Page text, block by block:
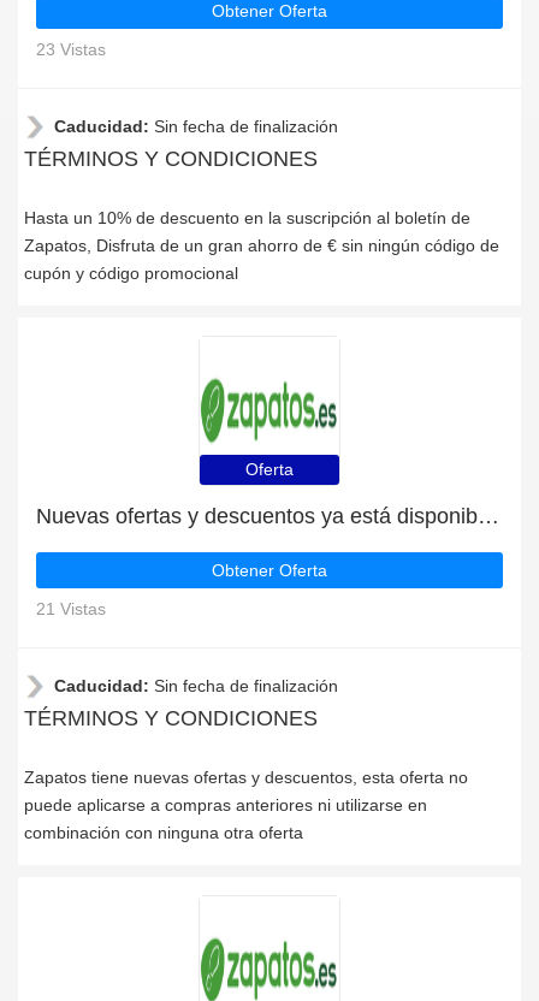
Obtener Oferta
23 Vistas
Caducidad: Sin fecha de finalización
TÉRMINOS Y CONDICIONES
Hasta un 10% de descuento en la suscripción al boletín de
Zapatos, Disfruta de un gran ahorro de € sin ningún código de
cupón y código promocional
Oferta
Nuevas ofertas y descuentos ya está disponible | Zapatos
Obtener Oferta
21 Vistas
Caducidad: Sin fecha de finalización
TÉRMINOS Y CONDICIONES
Zapatos tiene nuevas ofertas y descuentos, esta oferta no
puede aplicarse a compras anteriores ni utilizarse en
combinación con ninguna otra oferta